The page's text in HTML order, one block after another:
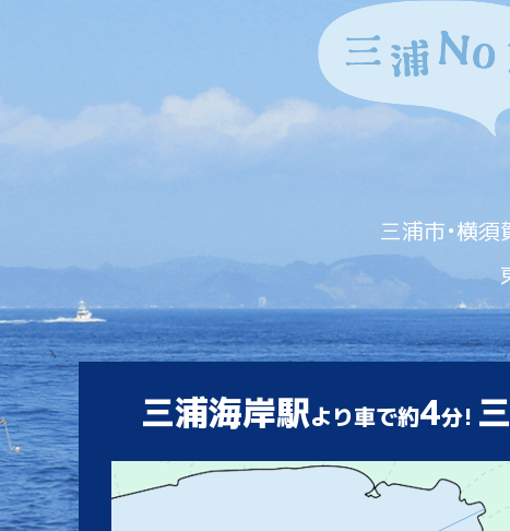
三浦市・横
三浦海岸駅より車で約4分!